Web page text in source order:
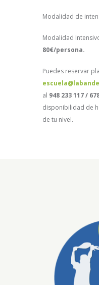
Modalidad de
Modalidad
80€/persona.
Puedes reservar
al 948 233 117 /
disponibilidad de
de tu nivel.